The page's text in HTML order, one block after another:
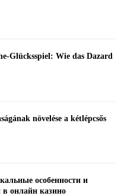
Glücksspiel: Wie das Dazard
növelése a kétlépcsős
особенности и
онлайн казино